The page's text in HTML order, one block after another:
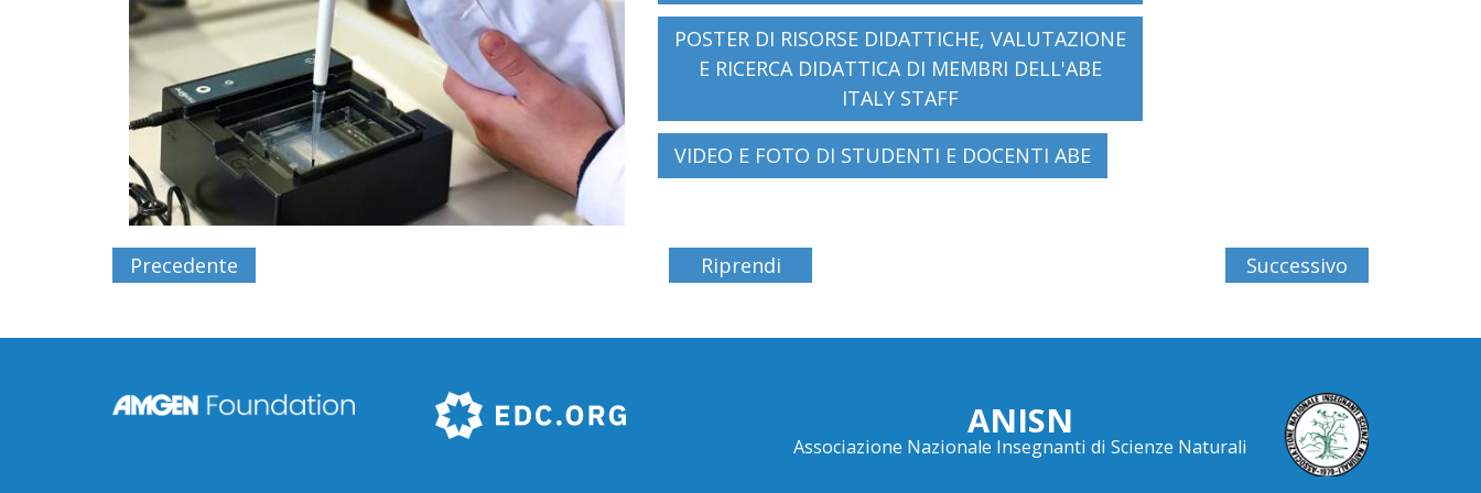
POSTER DI RISORSE DIDATTICHE, VALUTAZIONE
E RICERCA DIDATTICA DI MEMBRI DELL'ABE
ITALY STAFF
VIDEO E FOTO DI STUDENTI E DOCENTI ABE
Precedente Riprendi Successivo
ANISN
Associazione Nazionale Insegnanti di Scienze Naturali